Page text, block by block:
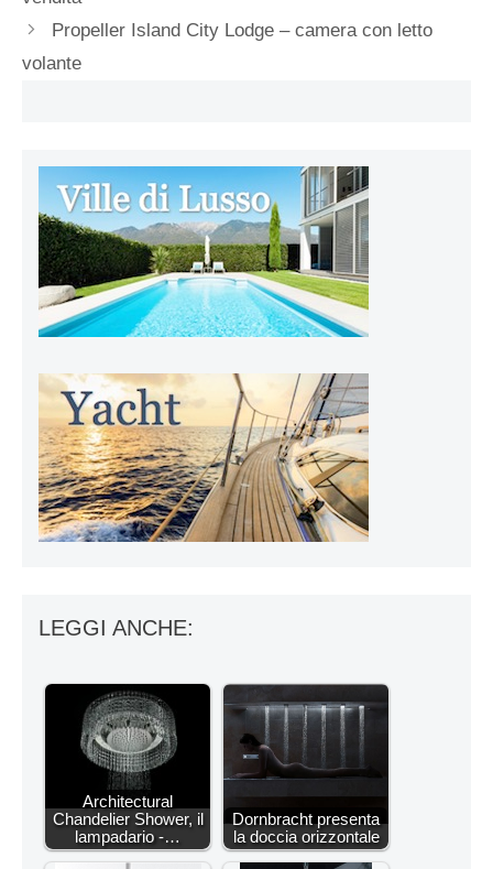
Propeller Island City Lodge – camera con letto
volante
LEGGI ANCHE:
Architectural
Chandelier Shower, il
lampadario -…
Dornbracht presenta
la doccia orizzontale